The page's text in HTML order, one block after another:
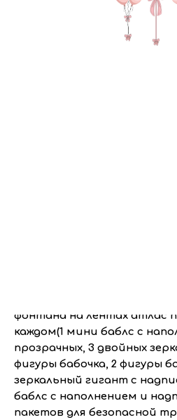
фонтана на лентах атлас
каждом(1 мини баблс с
прозрачных, 3 двойных
фигуры бабочка, 2 фигуры
зеркальный гигант с
баблс с наполнением и
пакетов для безопасной